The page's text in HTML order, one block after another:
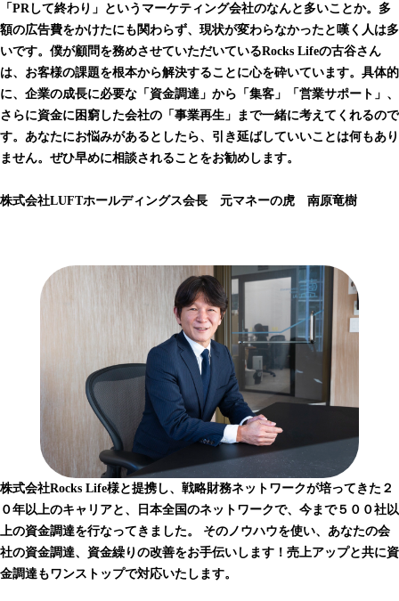
「PRして終わり」というマーケティング会社のなんと多いことか。多
額の広告費をかけたにも関わらず、現状が変わらなかったと嘆く人は多
いです。僕が顧問を務めさせていただいているRocks Lifeの古谷さん
は、お客様の課題を根本から解決することに心を砕いています。具体的
に、企業の成長に必要な「資金調達」から「集客」「営業サポート」、
さらに資金に困窮した会社の「事業再生」まで一緒に考えてくれるので
す。あなたにお悩みがあるとしたら、引き延ばしていいことは何もあり
ません。ぜひ早めに相談されることをお勧めします。
株式会社LUFTホールディングス会長 元マネーの虎 南原竜樹
株式会社Rocks Life様と提携し、戦略財務ネットワークが培ってきた２
０年以上のキャリアと、日本全国のネットワークで、今まで５００社以
上の資金調達を行なってきました。 そのノウハウを使い、あなたの会
社の資金調達、資金繰りの改善をお手伝いします！売上アップと共に資
金調達もワンストップで対応いたします。